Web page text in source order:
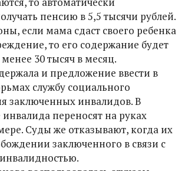
пенсию в 5,5 тысячи рублей.
если мама сдаст своего ребенка
то его содержание будет
30 тысяч в месяц.
и предложение ввести в
службу социального
заключенных инвалидов. В
переносят на руках
Суды же отказывают, когда их
заключенного в связи с